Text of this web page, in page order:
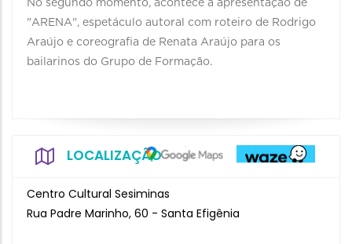
No segundo momento, acontece a apresentação de
"ARENA", espetáculo autoral com roteiro de Rodrigo
Araújo e coreografia de Renata Araújo para os
bailarinos do Grupo de Formação.
LOCALIZAÇÃO
Centro Cultural Sesiminas
Rua Padre Marinho, 60 - Santa Efigênia